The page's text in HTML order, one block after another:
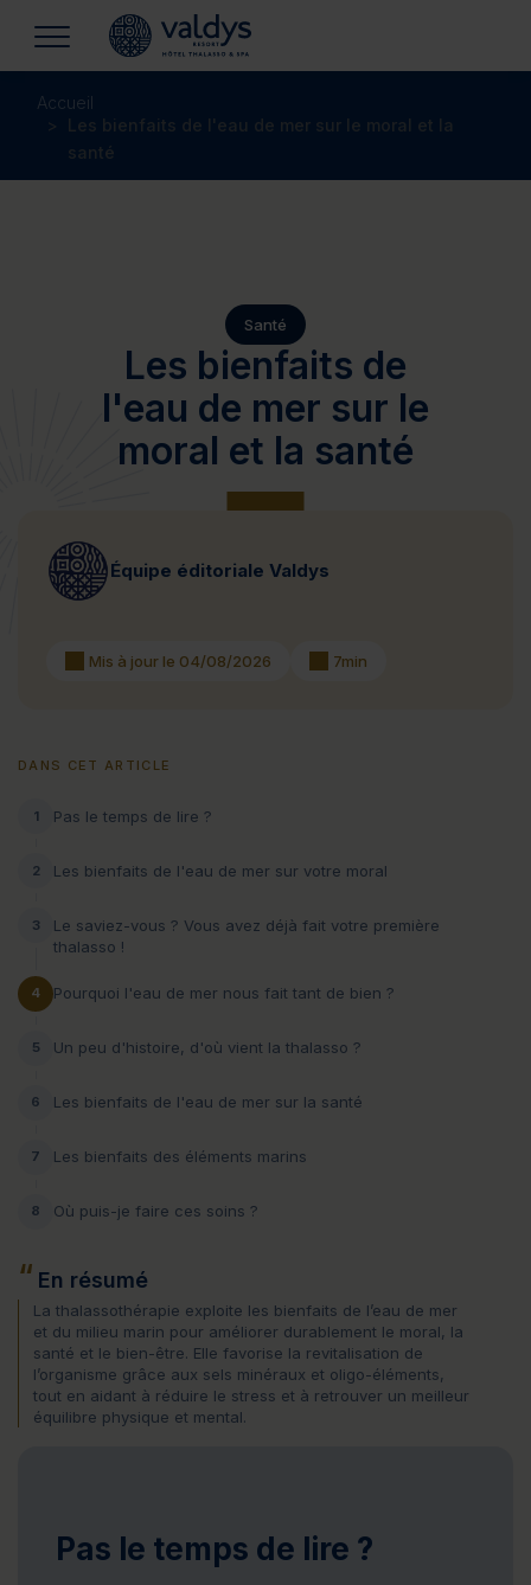
Accueil
Les bienfaits de l'eau de mer sur le moral et la
santé
Santé
Les bienfaits de
l'eau de mer sur le
moral et la santé
Équipe éditoriale Valdys
Mis à jour le 04/08/2026 7min
DANS CET ARTICLE
1 Pas le temps de lire ?
2 Les bienfaits de l'eau de mer sur votre moral
3
Le saviez-vous ? Vous avez déjà fait votre première
thalasso !
4 Pourquoi l'eau de mer nous fait tant de bien ?
5 Un peu d'histoire, d'où vient la thalasso ?
6 Les bienfaits de l'eau de mer sur la santé
7 Les bienfaits des éléments marins
8 Où puis-je faire ces soins ?
En résumé
La thalassothérapie exploite les bienfaits de l’eau de mer
et du milieu marin pour améliorer durablement le moral, la
santé et le bien-être. Elle favorise la revitalisation de
l’organisme grâce aux sels minéraux et oligo-éléments,
tout en aidant à réduire le stress et à retrouver un meilleur
équilibre physique et mental.
Pas le temps de lire ?